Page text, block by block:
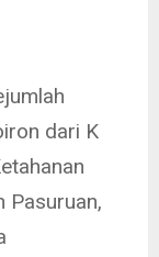
dari K
Pasuruan,